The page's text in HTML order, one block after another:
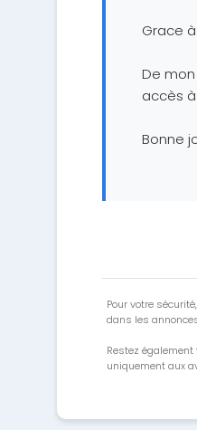
Grace
De
accès
Bonne
Pour votre
dans les
Restez
uniquement aux